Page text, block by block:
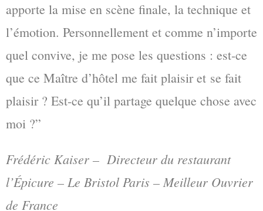
apporte la mise en scène finale, la technique et
l’émotion. Personnellement et comme n’importe
quel convive, je me pose les questions : est-ce
que ce Maître d’hôtel me fait plaisir et se fait
plaisir ? Est-ce qu’il partage quelque chose avec
moi ?”
Frédéric Kaiser – Directeur du restaurant
l’Épicure – Le Bristol Paris – Meilleur Ouvrier
de France